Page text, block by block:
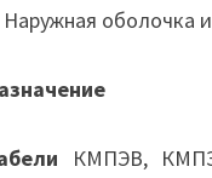
Наружная оболочка
КМПЭВ,